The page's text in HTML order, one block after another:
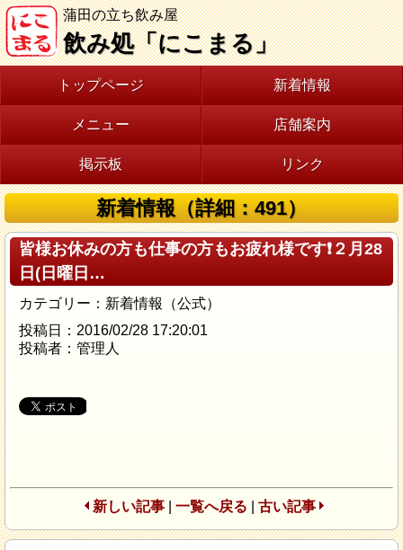
蒲田の立ち飲み屋
飲み処「にこまる」
トップページ 新着情報
メニュー 店舗案内
掲示板 リンク
新着情報（詳細：491）
皆様お休みの方も仕事の方もお疲れ様です❗２月28
日(日曜日…
カテゴリー：新着情報（公式）
投稿日：2016/02/28 17:20:01
投稿者：管理人
新しい記事| 一覧へ戻る 古い記事